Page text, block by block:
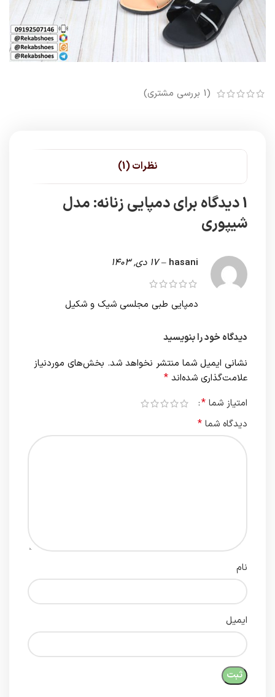
(
1 بررسی مشتری)
نظرات (1)
1 دیدگاه برای
دمپایی زنانه: مدل
شیپوری
hasani
– 17 دی, 1403
دمپایی طبی مجلسی شیک و شکیل
دیدگاه خود را بنویسید
نشانی ایمیل شما منتشر نخواهد شد. بخش‌های موردنیاز
علامت‌گذاری شده‌اند *
امتیاز شما *
دیدگاه شما *
نام
ایمیل